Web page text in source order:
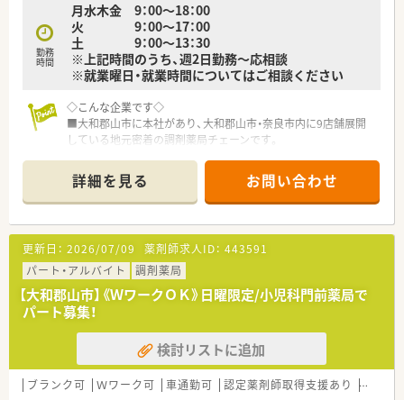
勤務
時間
月水木金 9：00～18：00
火 9：00～17：00
土 9：00～13：30
※上記時間のうち、週2日勤務～応相談
※就業曜日・就業時間についてはご相談ください
◇こんな企業です◇
■大和郡山市に本社があり、大和郡山市・奈良市内に9店舗展開
している地元密着の調剤薬局チェーンです。
一見すると薬局というよりかはお洒落なカフェ風の店舗です。
■店舗により取り組みは様々ですが処方箋が無くても近隣の
方々が気軽に来局いただけるように近隣の方々との交流を図っ
ておられます。
■患者様対応・コンプライアンス・社員満足度の向上などにも積
極的な取り組みをされています。
詳細を見る お問い合わせ
更新日： 2026/07/09 薬剤師求人ID： 443591
パート・アルバイト
調剤薬局
【大和郡山市】《ＷワークＯＫ》日曜限定/小児科門前薬局で
パート募集！
検討リストに追加
ブランク可 Ｗワーク可 車通勤可 認定薬剤師取得支援あり 積雪な